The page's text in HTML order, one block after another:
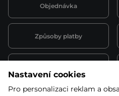
Objednávka
Způsoby platby
Půjčovna
Nastavení cookies
Pro personalizaci reklam a